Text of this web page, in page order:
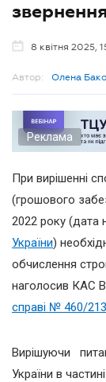
8 квітня 2025,
Автор: Олена
Реклама
При вирішенні
(грошового
2022 року (дата
України)
обчислення
наголосив КАС
справі № 460/
Вирішуючи
України в